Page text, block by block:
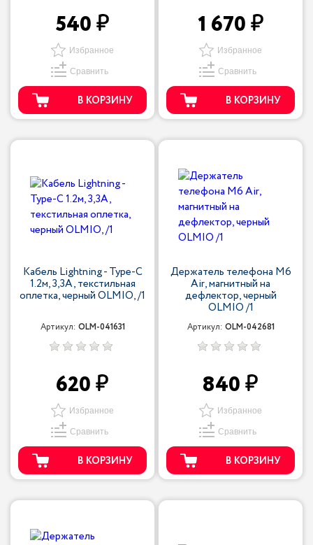
540
Избранное
Сравнить
В КОРЗИНУ
1 670
Избранное
Сравнить
В КОРЗИНУ
Кабель Lightning - Type-С
1.2м, 3,3A, текстильная
оплетка, черный OLMIO, /1
Артикул: OLM-041631
620
Избранное
Сравнить
В КОРЗИНУ
Держатель телефона M6
Air, магнитный на
дефлектор, черный
OLMIO /1
Артикул: OLM-042681
840
Избранное
Сравнить
В КОРЗИНУ